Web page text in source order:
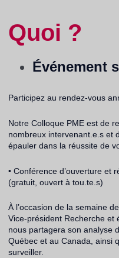
Quoi ?
Événement
Participez au rendez-vous
Notre Colloque PME est de
nombreux intervenant.e.s et
épauler dans la réussite de
• Conférence d’ouverture et
(gratuit, ouvert à tou.te.s)
À l’occasion de la semaine
Vice-président Recherche et
nous partagera son analyse
Québec et au Canada, ainsi
surveiller.